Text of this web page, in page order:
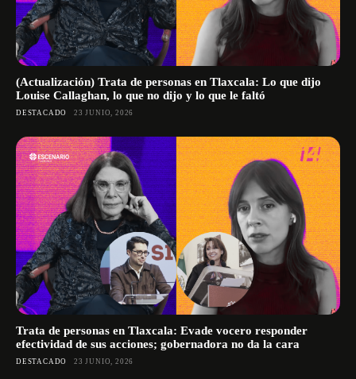
(Actualización) Trata de personas en Tlaxcala: Lo que dijo
Louise Callaghan, lo que no dijo y lo que le faltó
DESTACADO 23 JUNIO, 2026
Trata de personas en Tlaxcala: Evade vocero responder
efectividad de sus acciones; gobernadora no da la cara
DESTACADO 23 JUNIO, 2026